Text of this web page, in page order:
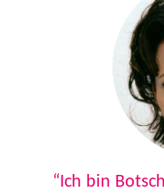
“Ich bin